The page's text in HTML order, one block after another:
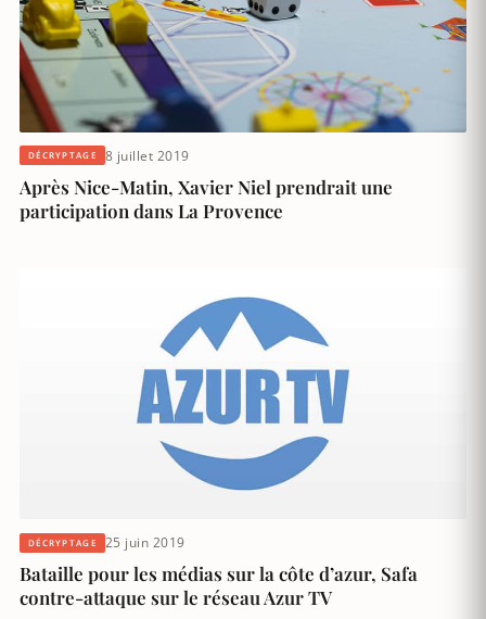
DÉCRYPTAGE 8 juillet 2019
Après Nice-Matin, Xavier Niel prendrait une
participation dans La Provence
DÉCRYPTAGE 25 juin 2019
Bataille pour les médias sur la côte d’azur, Safa
contre-attaque sur le réseau Azur TV